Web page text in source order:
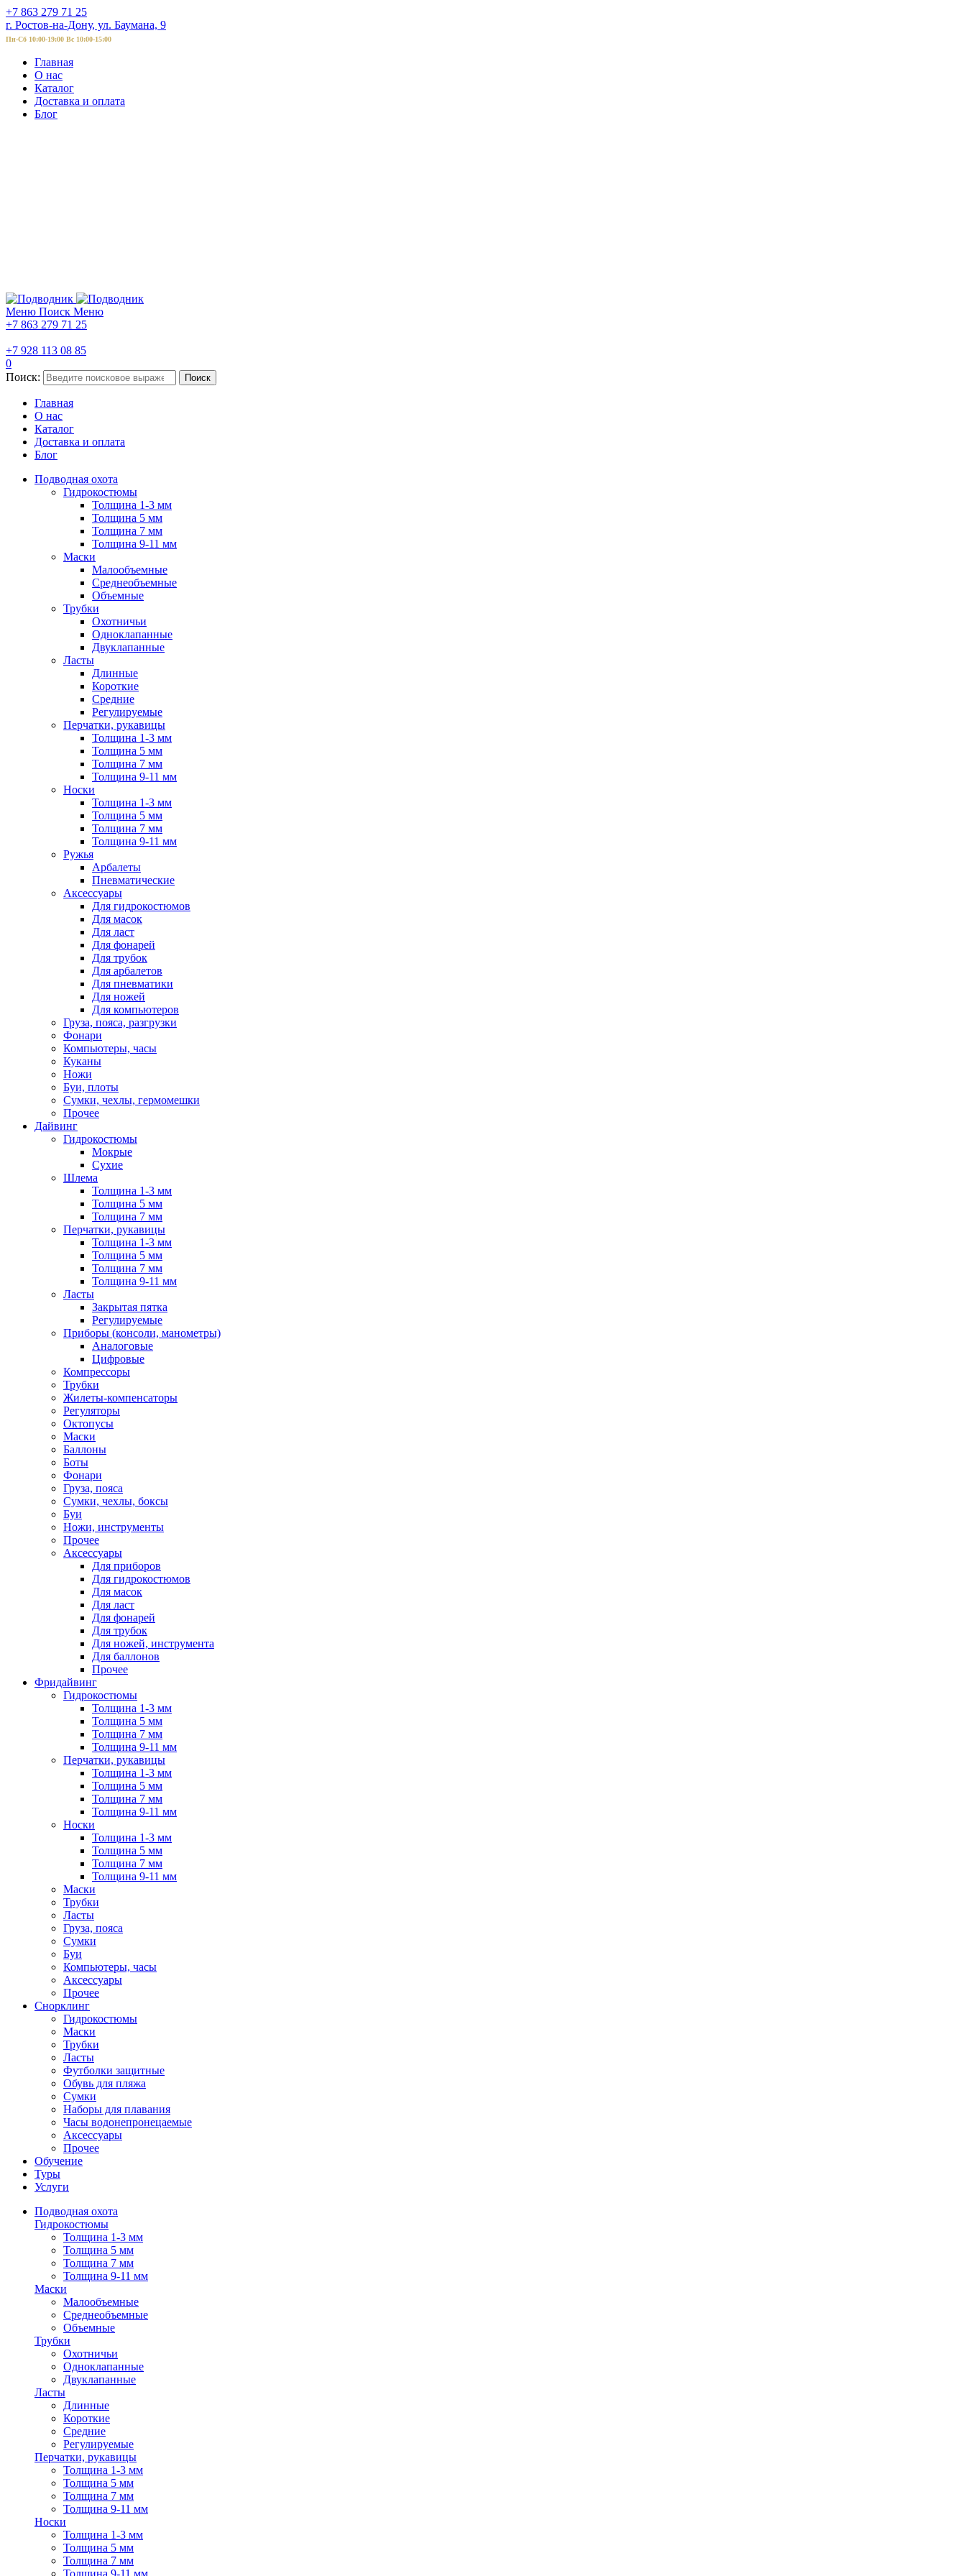
+7 863 279 71 25
г. Ростов-на-Дону, ул. Баумана, 9
Пн-Сб 10:00-19:00 Вс 10:00-15:00
Главная
О нас
Каталог
Доставка и оплата
Блог
Меню Поиск Меню
+7 863 279 71 25
+7 928 113 08 85
0
Поиск:
Поиск
Главная
О нас
Каталог
Доставка и оплата
Блог
Подводная охота
Гидрокостюмы
Толщина 1-3 мм
Толщина 5 мм
Толщина 7 мм
Толщина 9-11 мм
Маски
Малообъемные
Среднеобъемные
Объемные
Трубки
Охотничьи
Одноклапанные
Двуклапанные
Ласты
Длинные
Короткие
Средние
Регулируемые
Перчатки, рукавицы
Толщина 1-3 мм
Толщина 5 мм
Толщина 7 мм
Толщина 9-11 мм
Носки
Толщина 1-3 мм
Толщина 5 мм
Толщина 7 мм
Толщина 9-11 мм
Ружья
Арбалеты
Пневматические
Аксессуары
Для гидрокостюмов
Для масок
Для ласт
Для фонарей
Для трубок
Для арбалетов
Для пневматики
Для ножей
Для компьютеров
Груза, пояса, разгрузки
Фонари
Компьютеры, часы
Куканы
Ножи
Буи, плоты
Сумки, чехлы, гермомешки
Прочее
Дайвинг
Гидрокостюмы
Мокрые
Сухие
Шлема
Толщина 1-3 мм
Толщина 5 мм
Толщина 7 мм
Перчатки, рукавицы
Толщина 1-3 мм
Толщина 5 мм
Толщина 7 мм
Толщина 9-11 мм
Ласты
Закрытая пятка
Регулируемые
Приборы (консоли, манометры)
Аналоговые
Цифровые
Компрессоры
Трубки
Жилеты-компенсаторы
Регуляторы
Октопусы
Маски
Баллоны
Боты
Фонари
Груза, пояса
Сумки, чехлы, боксы
Буи
Ножи, инструменты
Прочее
Аксессуары
Для приборов
Для гидрокостюмов
Для масок
Для ласт
Для фонарей
Для трубок
Для ножей, инструмента
Для баллонов
Прочее
Фридайвинг
Гидрокостюмы
Толщина 1-3 мм
Толщина 5 мм
Толщина 7 мм
Толщина 9-11 мм
Перчатки, рукавицы
Толщина 1-3 мм
Толщина 5 мм
Толщина 7 мм
Толщина 9-11 мм
Носки
Толщина 1-3 мм
Толщина 5 мм
Толщина 7 мм
Толщина 9-11 мм
Маски
Трубки
Ласты
Груза, пояса
Сумки
Буи
Компьютеры, часы
Аксессуары
Прочее
Снорклинг
Гидрокостюмы
Маски
Трубки
Ласты
Футболки защитные
Обувь для пляжа
Сумки
Наборы для плавания
Часы водонепронецаемые
Аксессуары
Прочее
Обучение
Туры
Услуги
Подводная охота
Гидрокостюмы
Толщина 1-3 мм
Толщина 5 мм
Толщина 7 мм
Толщина 9-11 мм
Маски
Малообъемные
Среднеобъемные
Объемные
Трубки
Охотничьи
Одноклапанные
Двуклапанные
Ласты
Длинные
Короткие
Средние
Регулируемые
Перчатки, рукавицы
Толщина 1-3 мм
Толщина 5 мм
Толщина 7 мм
Толщина 9-11 мм
Носки
Толщина 1-3 мм
Толщина 5 мм
Толщина 7 мм
Толщина 9-11 мм